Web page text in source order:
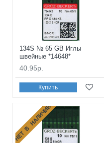
134S № 65 GB Иглы
швейные *14648*
40.95р.
Купить
НЕТ В НАЛИЧИИ